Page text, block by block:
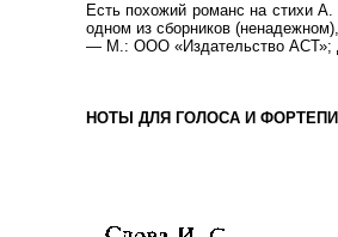
Есть похожий романс на стихи
одном из сборников
— М.: ООО «Издательство АСТ»;
НОТЫ ДЛЯ ГОЛОСА И